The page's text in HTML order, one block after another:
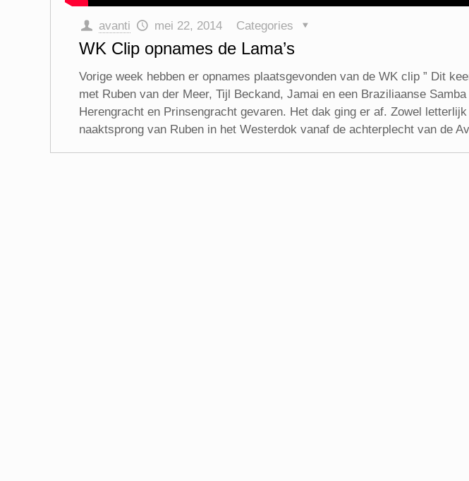
avanti mei 22, 2014 Categories
WK Clip opnames de Lama’s
Vorige week hebben er opnames plaatsgevonden van de WK clip ” Dit
met Ruben van der Meer, Tijl Beckand, Jamai en een Braziliaanse
Herengracht en Prinsengracht gevaren. Het dak ging er af. Zowel
naaktsprong van Ruben in het Westerdok vanaf de achterplecht van de